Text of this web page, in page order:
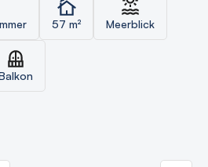
57 m² Meerblick